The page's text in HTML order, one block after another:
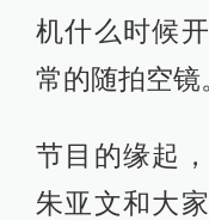
机什么时候
常的随拍空镜
节目的缘起
朱亚文和大